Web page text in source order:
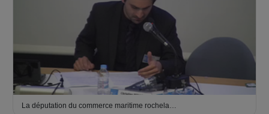
La députation du commerce maritime rochela…